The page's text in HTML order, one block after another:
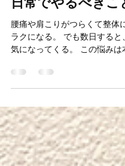
整体で良くなるの
その繰り返しを止
日常でやるべきこ
腰痛や肩こりがつらくて整体
ラクになる。 でも数日すると
ナイトフローでも初回のカウ
きます。 ここで大事なのは、
「あなたの体がダメだ」とか
いということです。一度ラク